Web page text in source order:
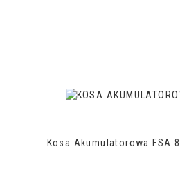
Kosa Akumulatorowa FSA